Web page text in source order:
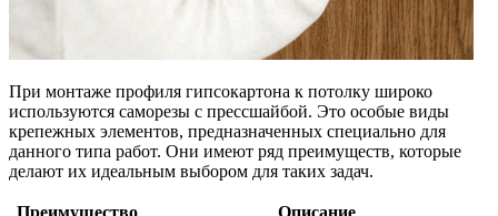
При монтаже профиля гипсокартона к потолку широко
используются саморезы с прессшайбой. Это особые виды
крепежных элементов, предназначенных специально для
данного типа работ. Они имеют ряд преимуществ, которые
делают их идеальным выбором для таких задач.